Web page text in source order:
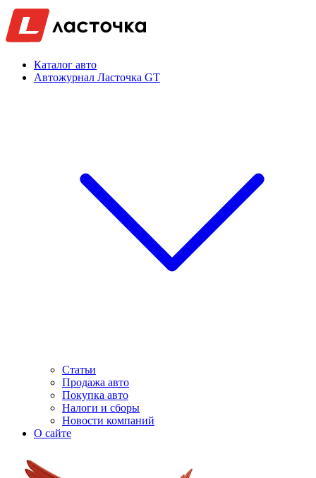
Каталог авто
Автожурнал Ласточка GT
Статьи
Продажа авто
Покупка авто
Налоги и сборы
Новости компаний
О сайте